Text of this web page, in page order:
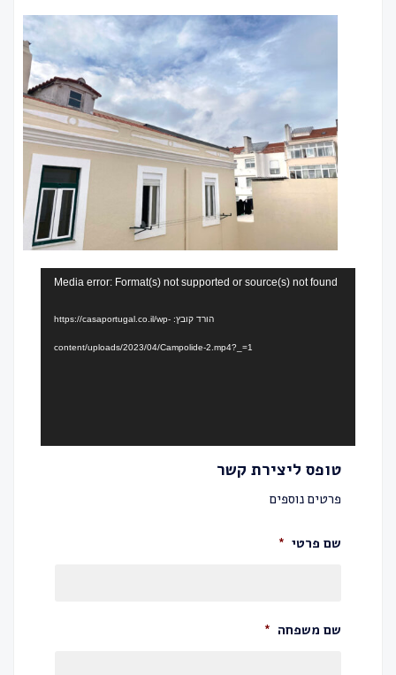
Media error: Format(s) not supported or source(s) not found
הורד קובץ: https://casaportugal.co.il/wp-
content/uploads/2023/04/Campolide-2.mp4?_=1
טופס ליצירת קשר
פרטים נוספים
שם פרטי *
שם משפחה *